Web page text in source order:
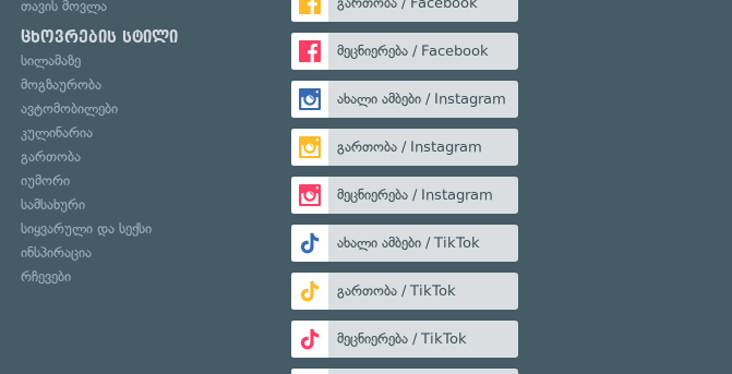
თავის მოვლა
ცხოვრების სტილი
სილამაზე
მოგზაურობა
ავტომობილები
კულინარია
გართობა
იუმორი
სამსახური
სიყვარული და სექსი
ინსპირაცია
რჩევები
მეცნიერება / Facebook
ახალი ამბები / Instagram
გართობა / Instagram
მეცნიერება / Instagram
ახალი ამბები / TikTok
გართობა / TikTok
მეცნიერება / TikTok